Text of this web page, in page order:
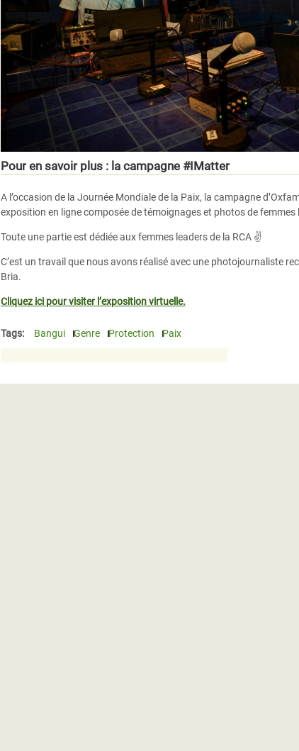
Pour en savoir plus : la campagne #IMatter
A l’occasion de la Journée Mondiale de la Paix, la campagne
exposition en ligne composée de témoignages et photos de femmes
Toute une partie est dédiée aux femmes leaders de la RCA ✌
C’est un travail que nous avons réalisé avec une photojournaliste
Bria.
Cliquez ici pour visiter l’exposition virtuelle.
Tags: Bangui Genre Protection Paix